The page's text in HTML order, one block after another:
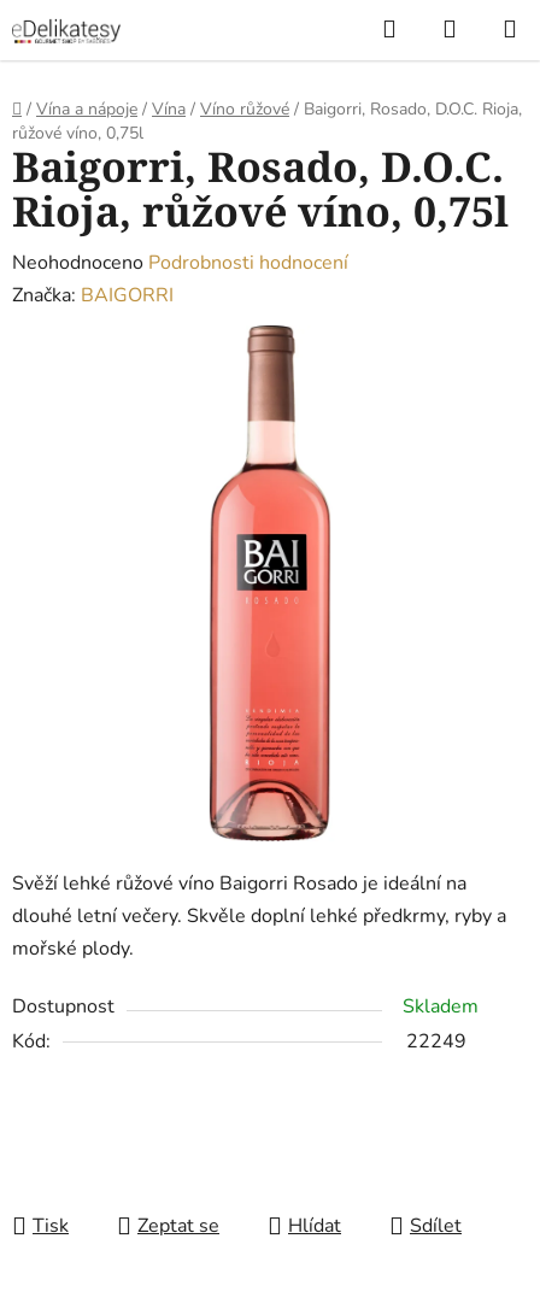
na
obsah
Hledat
KOŠÍK
Domů
/ Vína a nápoje / Vína / Víno růžové / Baigorri, Rosado, D.O.C. Rioja,
růžové víno, 0,75l
Svěží lehké růžové víno Baigorri Rosado je ideální na
dlouhé letní večery. Skvěle doplní lehké předkrmy, ryby a
mořské plody.
Dostupnost
Skladem
Kód:
22249
Tisk Zeptat se Hlídat Sdílet
Baigorri, Rosado, D.O.C.
Rioja, růžové víno, 0,75l
Průměrné
hodnocení
Neohodnoceno Podrobnosti hodnocení
Značka: BAIGORRI